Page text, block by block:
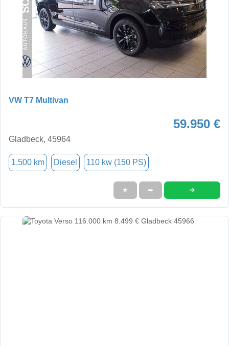
VW T7 Multivan
59.950 €
Gladbeck, 45964
1.500 km Diesel 110 kw (150 PS)
★ ➦ ➜